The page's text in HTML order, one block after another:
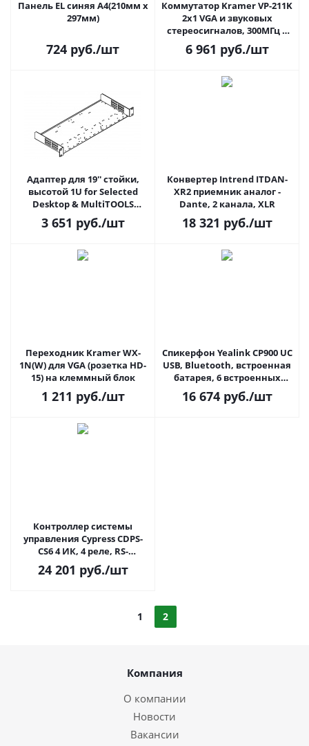
Панель EL синяя А4(210мм х
297мм)
724 руб./шт
Коммутатор Kramer VP-211K
2x1 VGA и звуковых
стереосигналов, 300МГц с
технологией KR-ISP
6 961 руб./шт
Адаптер для 19'' стойки,
высотой 1U for Selected
Desktop & MultiTOOLS
Kramer RK-1
3 651 руб./шт
Конвертер Intrend ITDAN-
XR2 приемник аналог -
Dante, 2 канала, XLR
18 321 руб./шт
Переходник Kramer WX-
1N(W) для VGA (розетка HD-
15) на клеммный блок
1 211 руб./шт
Спикерфон Yealink CP900 UC
USB, Bluetooth, встроенная
батарея, 6 встроенных
микрофонов
16 674руб./шт
Контроллер системы
управления Cypress CDPS-
CS6 4 ИК, 4 реле, RS-
232/422/485
24 201 руб./шт
1 2
Компания
О компании
Новости
Вакансии